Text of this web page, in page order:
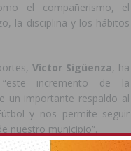
el compañerismo, el
la disciplina y los hábitos
Víctor Sigüenza, ha
incremento de la
un importante respaldo al
y nos permite seguir
nuestro municipio”.